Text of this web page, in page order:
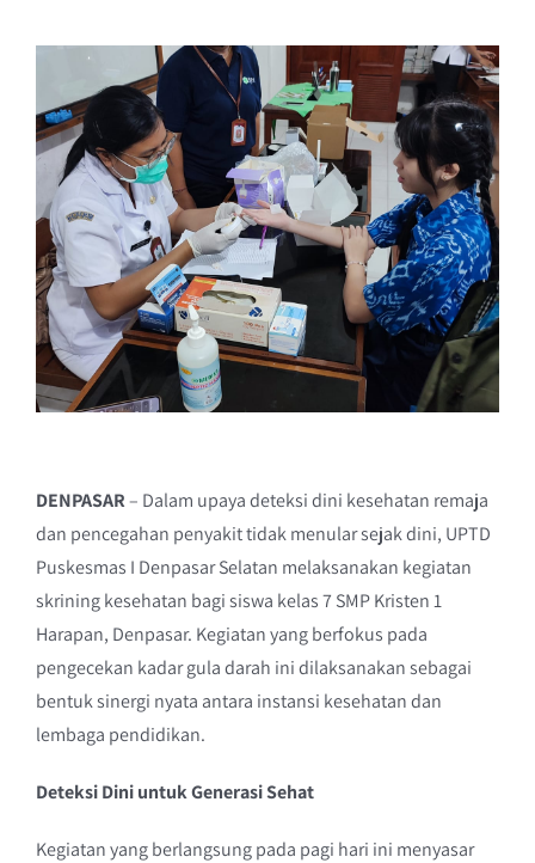
DENPASAR– Dalam upaya deteksi dini kesehatan remaja
dan pencegahan penyakit tidak menular sejak dini, UPTD
Puskesmas I Denpasar Selatan melaksanakan kegiatan
skrining kesehatan bagi siswa kelas 7 SMP Kristen 1
Harapan, Denpasar. Kegiatan yang berfokus pada
pengecekan kadar gula darah ini dilaksanakan sebagai
bentuk sinergi nyata antara instansi kesehatan dan
lembaga pendidikan.
Deteksi Dini untuk Generasi Sehat
Kegiatan yang berlangsung pada pagi hari ini menyasar